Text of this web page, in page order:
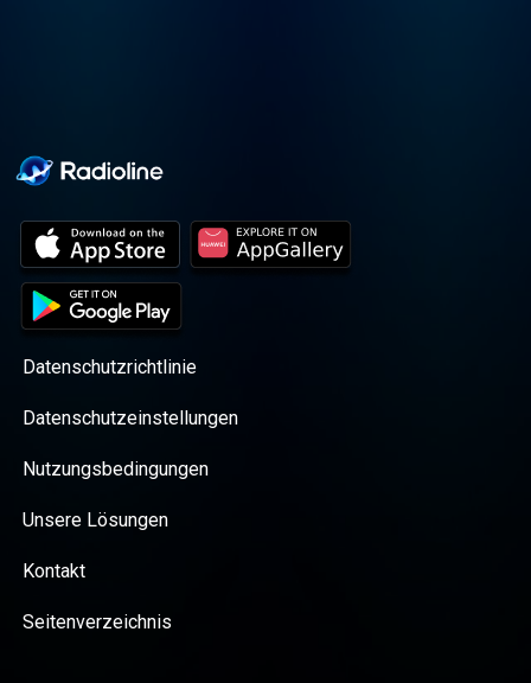
Datenschutzrichtlinie
Datenschutzeinstellungen
Nutzungsbedingungen
Unsere Lösungen
Kontakt
Seitenverzeichnis